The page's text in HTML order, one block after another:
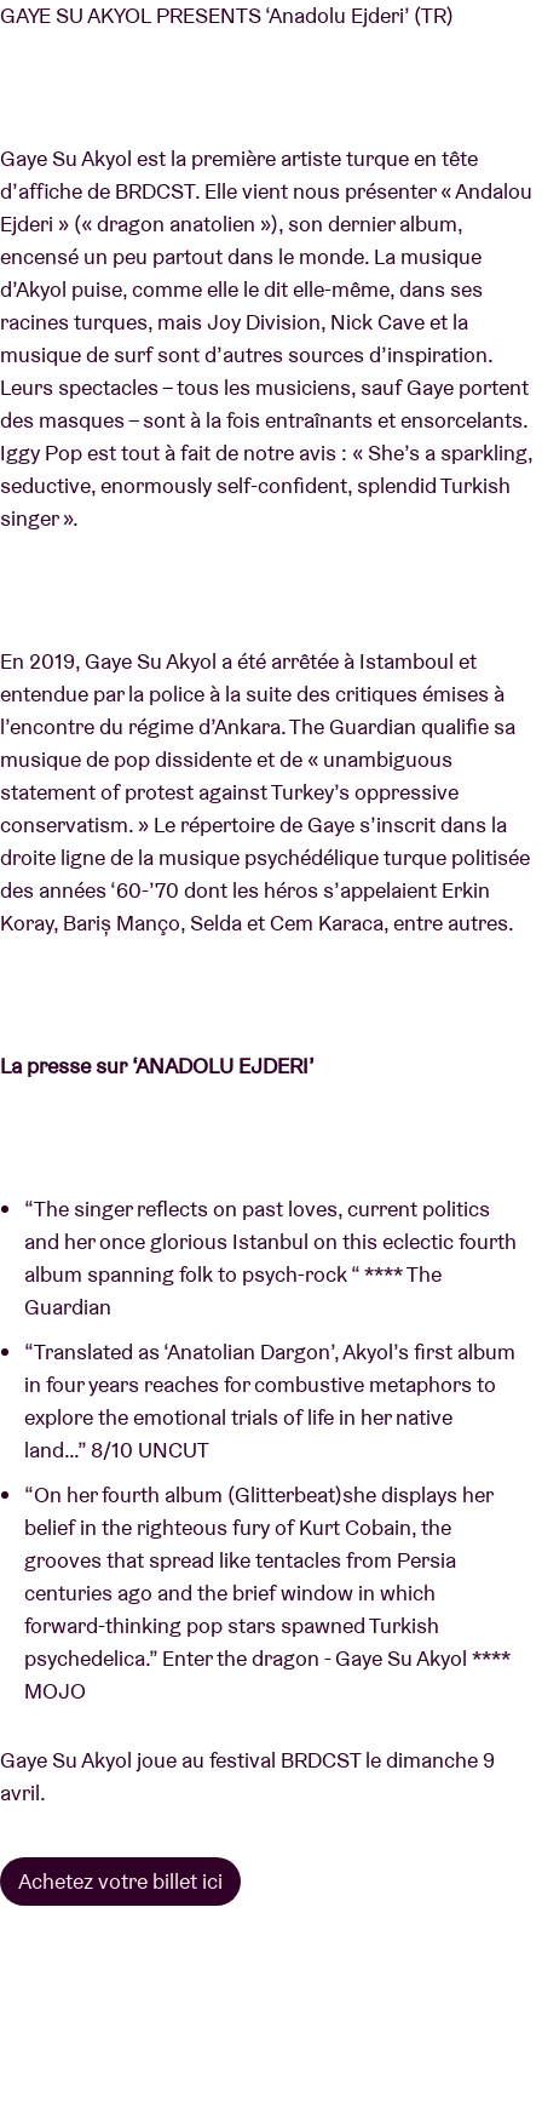
GAYE SU AKYOL PRESENTS ‘Anadolu Ejderi’ (TR)
Gaye Su Akyol est la première artiste turque en tête
d’affiche de BRDCST. Elle vient nous présenter « Andalou
Ejderi » (« dragon anatolien »), son dernier album,
encensé un peu partout dans le monde. La musique
d’Akyol puise, comme elle le dit elle-même, dans ses
racines turques, mais Joy Division, Nick Cave et la
musique de surf sont d’autres sources d’inspiration.
Leurs spectacles – tous les musiciens, sauf Gaye portent
des masques – sont à la fois entraînants et ensorcelants.
Iggy Pop est tout à fait de notre avis : « She’s a sparkling,
seductive, enormously self-confident, splendid Turkish
singer ».
En 2019, Gaye Su Akyol a été arrêtée à Istamboul et
entendue par la police à la suite des critiques émises à
l’encontre du régime d’Ankara. The Guardian qualifie sa
musique de pop dissidente et de « unambiguous
statement of protest against Turkey’s oppressive
conservatism. » Le répertoire de Gaye s’inscrit dans la
droite ligne de la musique psychédélique turque politisée
des années ‘60-’70 dont les héros s’appelaient Erkin
Koray, Bariș Manço, Selda et Cem Karaca, entre autres.
La presse sur ‘ANADOLU EJDERI’
“The singer reflects on past loves, current politics
and her once glorious Istanbul on this eclectic fourth
album spanning folk to psych-rock “ **** The
Guardian
“Translated as ‘Anatolian Dargon’, Akyol’s first album
in four years reaches for combustive metaphors to
explore the emotional trials of life in her native
land…” 8/10 UNCUT
“On her fourth album (Glitterbeat)she displays her
belief in the righteous fury of Kurt Cobain, the
grooves that spread like tentacles from Persia
centuries ago and the brief window in which
forward-thinking pop stars spawned Turkish
psychedelica.” Enter the dragon - Gaye Su Akyol ****
MOJO
Gaye Su Akyol joue au festival BRDCST le dimanche 9
avril.
Achetez votre billet ici